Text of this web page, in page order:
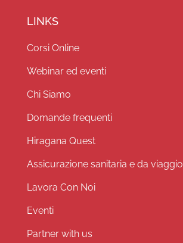
LINKS
Corsi Online
Webinar ed eventi
Chi Siamo
Domande frequenti
Hiragana Quest
Assicurazione sanitaria e da viaggio
Lavora Con Noi
Eventi
Partner with us